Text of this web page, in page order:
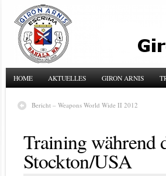
HOME AKTUELLES GIRON ARNIS
Bericht – Weapons World Wide II 2012
Training während
Stockton/USA